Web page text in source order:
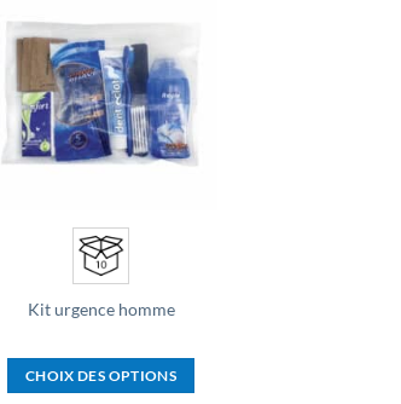
à la liste
d’envies
Kit urgence homme
CHOIX DES OPTIONS